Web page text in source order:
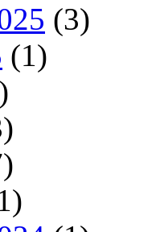
(3)
(1)